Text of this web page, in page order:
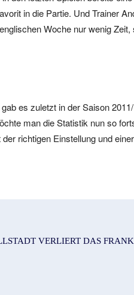
in die Partie. Und Trainer
Woche nur wenig
es zuletzt in der Saison
man die Statistik nun so
richtigen Einstellung und
VERLIERT DAS